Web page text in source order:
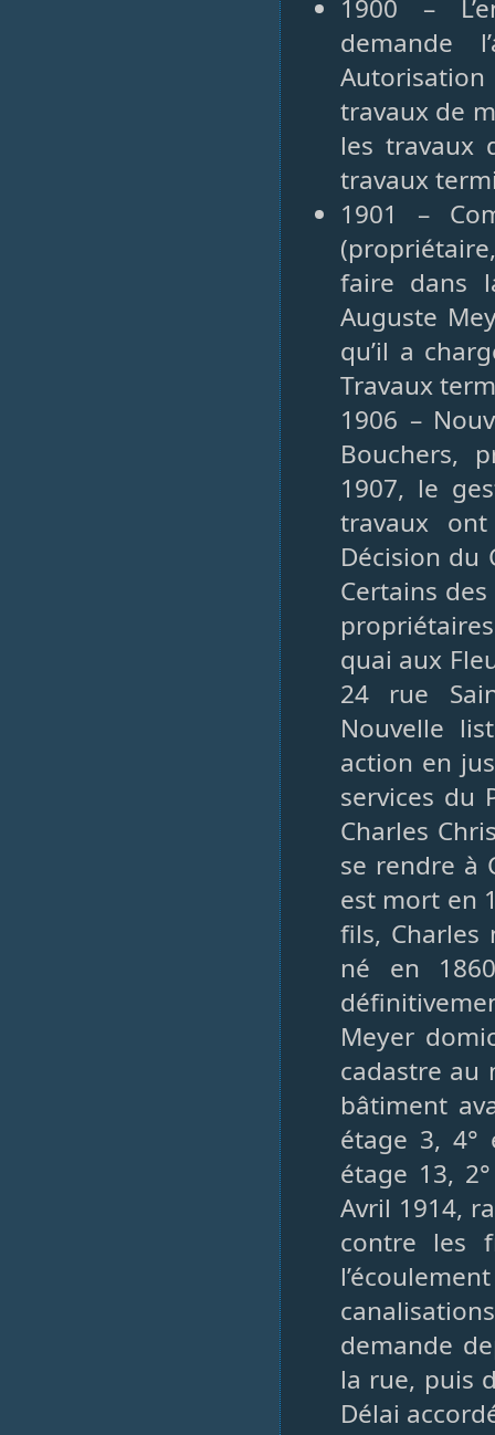
1900 –
demande
travaux de
les travaux
travaux
1901 –
faire dans
Auguste
qu’il a
Travaux
1906 –
Bouchers,
1907, le
travaux
Décision du
Certains
quai aux
24 rue
Nouvelle
action en
services du
Charles
se rendre à
est mort en
fils, Charles
né en
Meyer
cadastre au
bâtiment
étage 3, 4°
étage 13,
Avril 1914,
contre les
demande
la rue, puis
Délai